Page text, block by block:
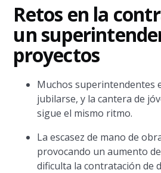
Retos en la
un
proyectos
Muchos superintendentes
jubilarse, y la cantera de
sigue el mismo ritmo.
La escasez de mano de
provocando un aumento
dificulta la contratación de